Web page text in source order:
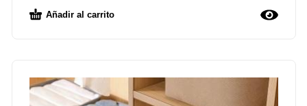
Añadir al carrito